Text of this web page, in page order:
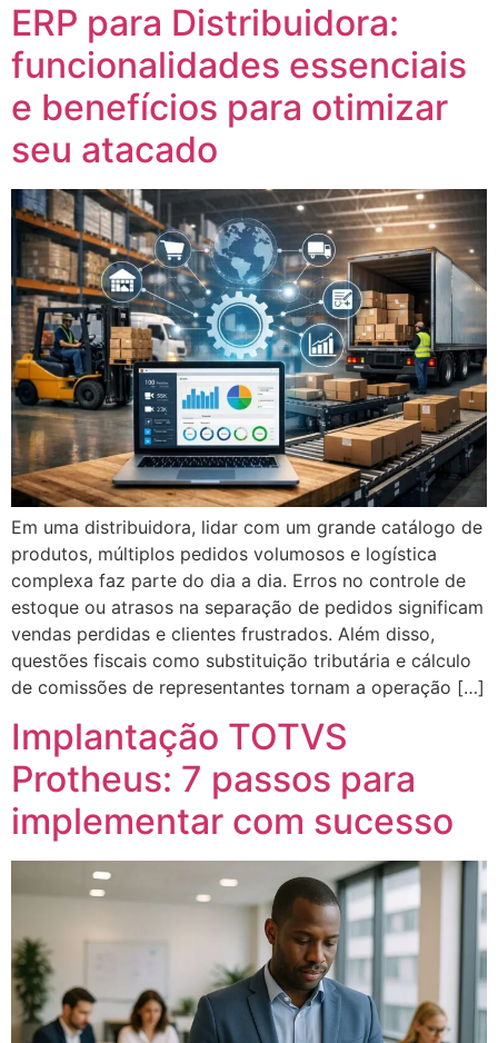
ERP para Distribuidora:
funcionalidades essenciais
e benefícios para otimizar
seu atacado
Em uma distribuidora, lidar com um grande catálogo de
produtos, múltiplos pedidos volumosos e logística
complexa faz parte do dia a dia. Erros no controle de
estoque ou atrasos na separação de pedidos significam
vendas perdidas e clientes frustrados. Além disso,
questões fiscais como substituição tributária e cálculo
de comissões de representantes tornam a operação […]
Implantação TOTVS
Protheus: 7 passos para
implementar com sucesso